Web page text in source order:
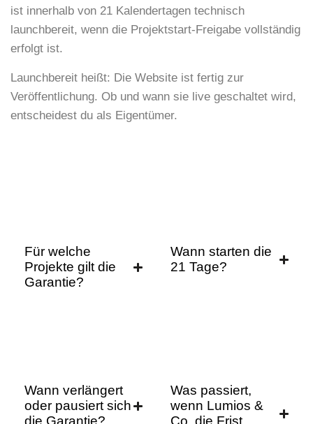
ist innerhalb von 21 Kalendertagen technisch
launchbereit, wenn die Projektstart-Freigabe vollständig
erfolgt ist.
Launchbereit heißt: Die Website ist fertig zur
Veröffentlichung. Ob und wann sie live geschaltet wird,
entscheidest du als Eigentümer.
Für welche
Projekte gilt die
Garantie?
Wann starten die
21 Tage?
Wann verlängert
oder pausiert sich
die Garantie?
Was passiert,
wenn Lumios &
Co. die Frist